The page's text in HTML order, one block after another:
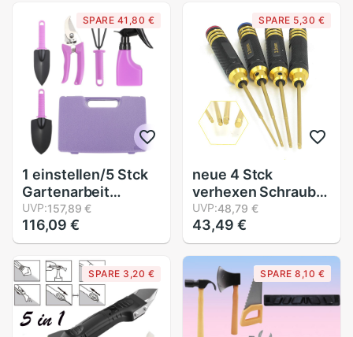
BX0D
SPARE 41,80 €
1 einstellen/5 Stck
Gartenarbeit
Werkzeug Enthält
Schaufel Rechen
Scher Spritzgerät
Garten Versorgung
UVP:157,89 €
116,09 €
SPARE 5,30 €
neue 4 Stck
verhexen Schraube
Treiber einstellen
Titan Legierung
Reparatur
Werkzeug Bausatz
für RC
Hubschrauber
UVP:48,79 €
43,49 €
SPARE 3,20 € SPARE 8,10 €